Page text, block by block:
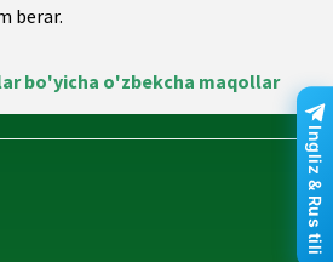
berar.
bo'yicha o'zbekcha maqollar
Ingliz & Rus tili